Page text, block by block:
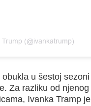
Trump (@ivankatrump)
u šestoj
Za razliku od
Ivanka Tramp